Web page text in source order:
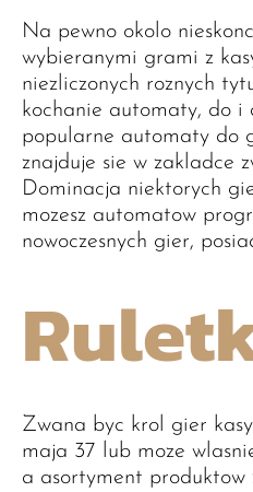
Na pewno okolo
wybieranymi grami z
niezliczonych roznych
kochanie automaty, do i
popularne automaty do
znajduje sie w zakladce
Dominacja niektorych
mozesz automatow
nowoczesnych gier,
Zwana byc krol gier
maja 37 lub moze
a asortyment produktow